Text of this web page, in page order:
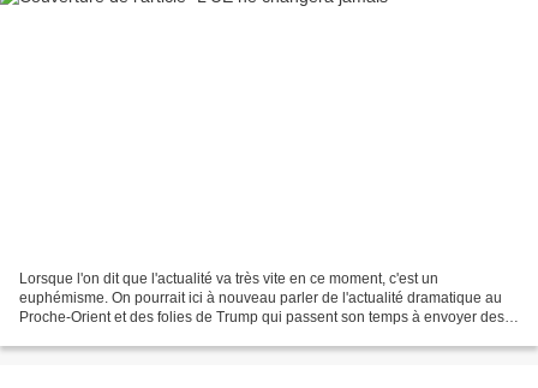
Lorsque l'on dit que l'actualité va très vite en ce moment, c'est un
euphémisme. On pourrait ici à nouveau parler de l'actualité dramatique au
Proche-Orient et des folies de Trump qui passent son temps à envoyer des